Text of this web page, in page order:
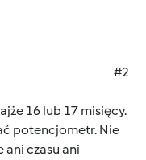
#2
16 lub 17 misięcy.
potencjometr. Nie
ani czasu ani